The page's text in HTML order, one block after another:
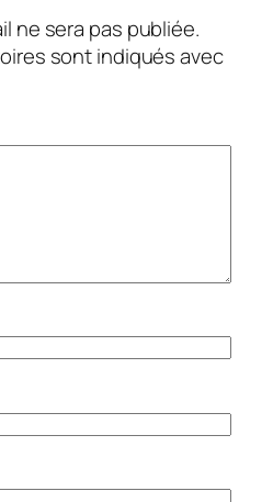
ne sera pas publiée.
sont indiqués avec